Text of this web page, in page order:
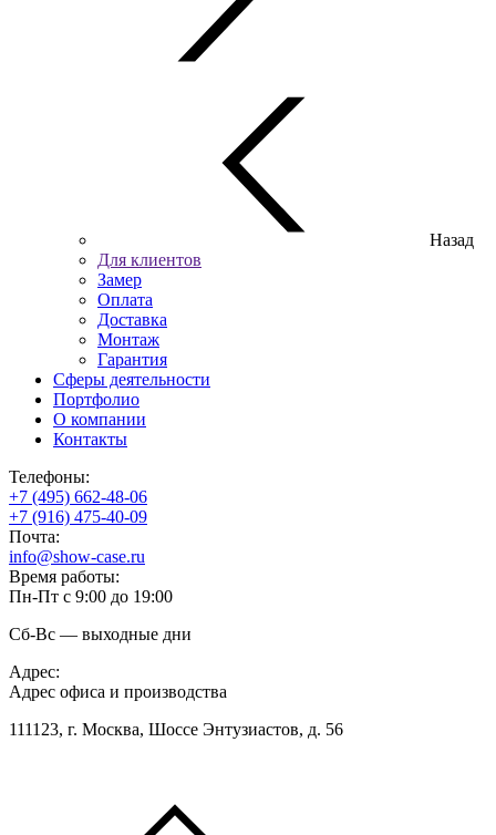
Назад
Для клиентов
Замер
Оплата
Доставка
Монтаж
Гарантия
Сферы деятельности
Портфолио
О компании
Контакты
Телефоны:
+7 (495) 662-48-06
+7 (916) 475-40-09
Почта:
info@show-case.ru
Время работы:
Пн-Пт с 9:00 до 19:00
Сб-Вс — выходные дни
Адрес:
Адрес офиса и производства
111123, г. Москва, Шоссе Энтузиастов, д. 56